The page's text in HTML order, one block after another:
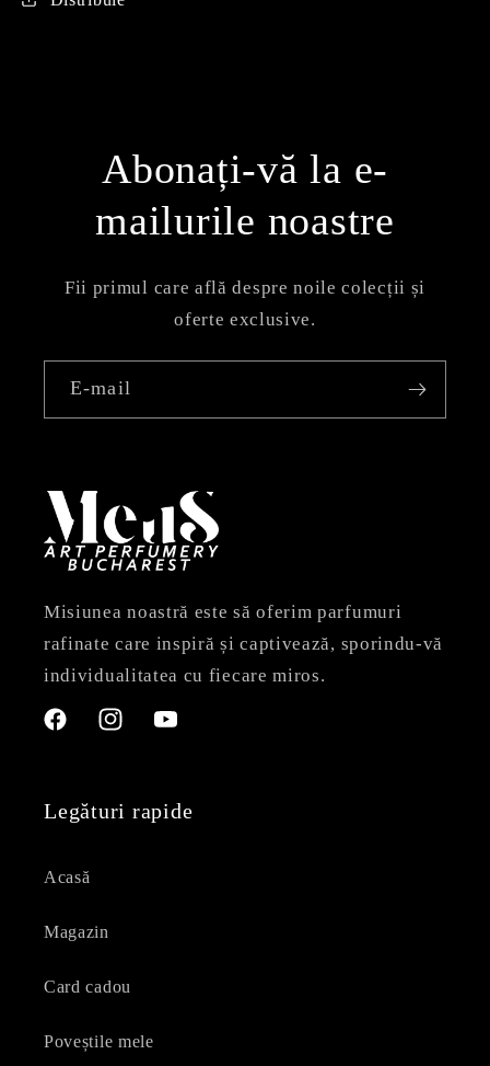
Abonați-vă la e-
mailurile noastre
Fii primul care află despre noile colecții și
oferte exclusive.
E-mail
Misiunea noastră este să oferim parfumuri
rafinate care inspiră și captivează, sporindu-vă
individualitatea cu fiecare miros.
FacebookInstagramYouTube
Legături rapide
Acasă
Magazin
Card cadou
Poveștile mele